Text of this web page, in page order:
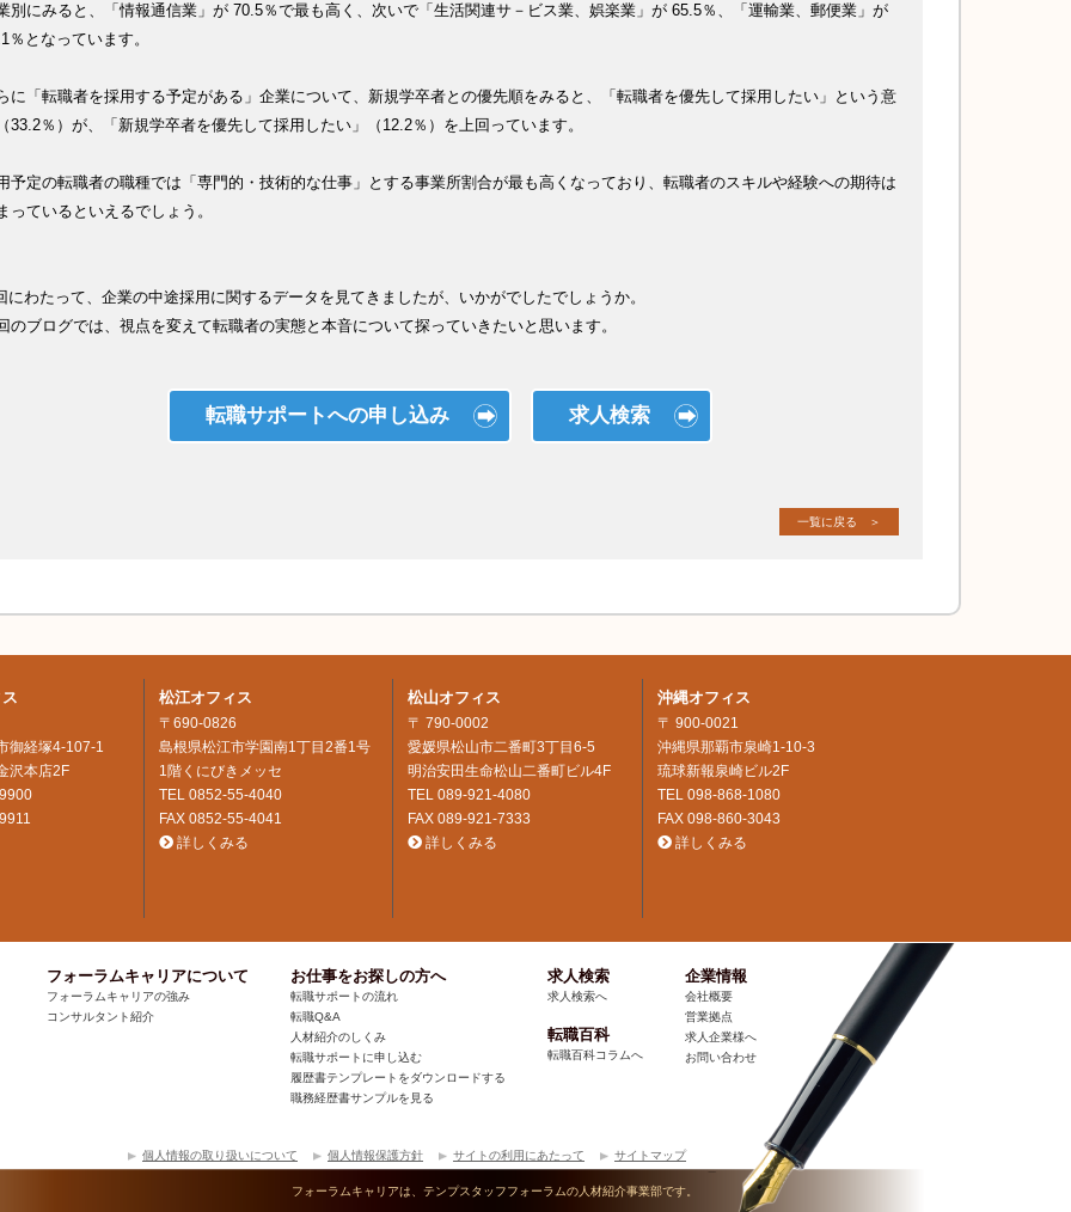
別にみると、「情報通信業」が 70.5％で最も高く、次いで「生活関連サ－ビス業、娯楽業」が 65.5％、「運輸業、郵便業」が
％となっています。
に「転職者を採用する予定がある」企業について、新規学卒者との優先順をみると、「転職者を優先して採用したい」という意
33.2％）が、「新規学卒者を優先して採用したい」（12.2％）を上回っています。
予定の転職者の職種では「専門的・技術的な仕事」とする事業所割合が最も高くなっており、転職者のスキルや経験への期待は
っているといえるでしょう。
にわたって、企業の中途採用に関するデータを見てきましたが、いかがでしたでしょうか。
のブログでは、視点を変えて転職者の実態と本音について探っていきたいと思います。
転職サポートへの申し込み 求人検索
一覧に戻る ＞
御経塚4-107-1
沢本店2F
松江オフィス
〒690-0826
島根県松江市学園南1丁目2番1号
1階くにびきメッセ
TEL 0852-55-4040
FAX 0852-55-4041
詳しくみる
松山オフィス
〒 790-0002
愛媛県松山市二番町3丁目6-5
明治安田生命松山二番町ビル4F
TEL089-921-4080
FAX 089-921-7333
詳しくみる
沖縄オフィス
〒 900-0021
沖縄県那覇市泉崎1-10-3
琉球新報泉崎ビル2F
TEL098-868-1080
FAX 098-860-3043
詳しくみる
フォーラムキャリアについて
フォーラムキャリアの強み
コンサルタント紹介
お仕事をお探しの方へ
転職サポートの流れ
転職Q&A
人材紹介のしくみ
転職サポートに申し込む
履歴書テンプレートをダウンロードする
職務経歴書サンプルを見る
求人検索
求人検索へ
転職百科
転職百科コラムへ
企業情報
会社概要
営業拠点
求人企業様へ
お問い合わせ
個人情報の取り扱いについて 個人情報保護方針 サイトの利用にあたって サイトマップ
フォーラムキャリアは、テンプスタッフフォーラムの人材紹介事業部です。